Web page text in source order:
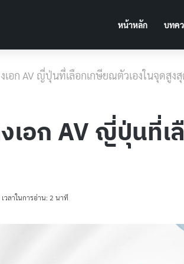
หน้าหลัก บทค
เอก AV ญี่ปุ่นที่เลือกเกษียณตัวเองในจุดสูง
เอก AV ญี่ปุ่นที่เ
เวลาในการอ่าน: 2 นาที